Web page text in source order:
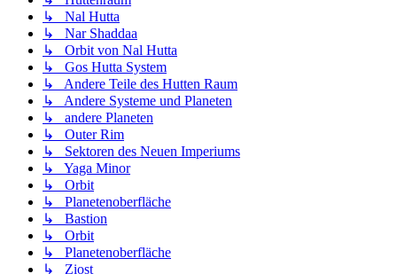
↳ Nal Hutta
↳ Nar Shaddaa
↳ Orbit von Nal Hutta
↳ Gos Hutta System
↳ Andere Teile des Hutten Raum
↳ Andere Systeme und Planeten
↳ andere Planeten
↳ Outer Rim
↳ Sektoren des Neuen Imperiums
↳ Yaga Minor
↳ Orbit
↳ Planetenoberfläche
↳ Bastion
↳ Orbit
↳ Planetenoberfläche
↳ Ziost